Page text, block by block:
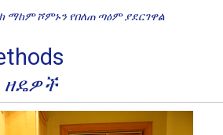
ማከም ሾምኑን የበለጠ ጣዕም ያደርገዋል
ዘዴዎች